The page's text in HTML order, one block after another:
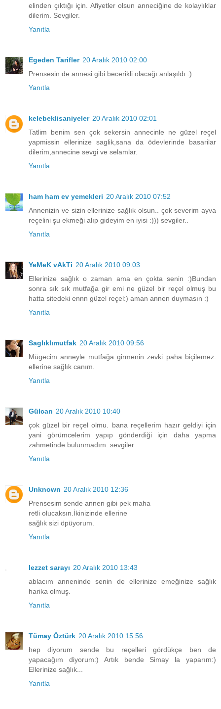
elinden çıktığı için. Afiyetler olsun anneciğine de kolaylıklar
dilerim. Sevgiler.
Yanıtla
Egeden Tarifler 20 Aralık 2010 02:00
Prensesin de annesi gibi becerikli olacağı anlaşıldı :)
Yanıtla
kelebeklisaniyeler 20 Aralık 2010 02:01
Tatlim benim sen çok sekersin annecinle ne güzel reçel
yapmissin ellerinize saglik,sana da ödevlerinde basarilar
dilerim,annecine sevgi ve selamlar.
Yanıtla
ham ham ev yemekleri 20 Aralık 2010 07:52
Annenizin ve sizin ellerinize sağlık olsun.. çok severim ayva
reçelini şu ekmeği alıp gideyim en iyisi :))) sevgiler..
Yanıtla
YeMeK vAkTi 20 Aralık 2010 09:03
Ellerinize sağlık o zaman ama en çokta senin :)Bundan
sonra sık sık mutfağa gir emi ne güzel bir reçel olmuş bu
hatta sitedeki ennn güzel reçel:) aman annen duymasın :)
Yanıtla
Saglıklımutfak 20 Aralık 2010 09:56
Mügecim anneyle mutfağa girmenin zevki paha biçilemez.
ellerine sağlık canım.
Yanıtla
Gülcan 20 Aralık 2010 10:40
çok güzel bir reçel olmu. bana reçellerim hazır geldiyi için
yani görümcelerim yapıp gönderdiği için daha yapma
zahmetinde bulunmadım. sevgiler
Yanıtla
Unknown 20 Aralık 2010 12:36
Prensesim sende annen gibi pek maha
retli olucaksın.İkinizinde ellerine
sağlık sizi öpüyorum.
Yanıtla
lezzet sarayı 20 Aralık 2010 13:43
ablacım anneninde senin de ellerinize emeğinize sağlık
harika olmuş.
Yanıtla
Tümay Öztürk 20 Aralık 2010 15:56
hep diyorum sende bu reçelleri gördükçe ben de
yapacağım diyorum:) Artık bende Simay la yaparım:)
Ellerinize sağlık...
Yanıtla